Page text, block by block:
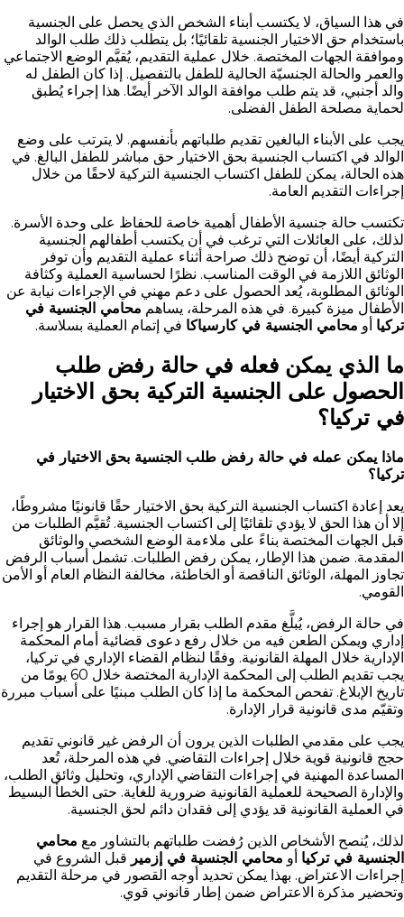
في هذا السياق، لا يكتسب أبناء الشخص الذي يحصل على الجنسية
باستخدام حق الاختيار الجنسية تلقائيًا؛ بل يتطلب ذلك طلب الوالد
وموافقة الجهات المختصة. خلال عملية التقديم، يُقيَّم الوضع الاجتماعي
والعمر والحالة الجنسيّة الحالية للطفل بالتفصيل. إذا كان الطفل له
والد أجنبي، قد يتم طلب موافقة الوالد الآخر أيضًا. هذا إجراء يُطبق
لحماية مصلحة الطفل الفضلى.
يجب على الأبناء البالغين تقديم طلباتهم بأنفسهم. لا يترتب على وضع
الوالد في اكتساب الجنسية بحق الاختيار حق مباشر للطفل البالغ. في
هذه الحالة، يمكن للطفل اكتساب الجنسية التركية لاحقًا من خلال
إجراءات التقديم العامة.
تكتسب حالة جنسية الأطفال أهمية خاصة للحفاظ على وحدة الأسرة.
لذلك، على العائلات التي ترغب في أن يكتسب أطفالهم الجنسية
التركية أيضًا، أن توضح ذلك صراحة أثناء عملية التقديم وأن توفر
الوثائق اللازمة في الوقت المناسب. نظرًا لحساسية العملية وكثافة
الوثائق المطلوبة، يُعد الحصول على دعم مهني في الإجراءات نيابة عن
الأطفال ميزة كبيرة. في هذه المرحلة، يساهم محامي الجنسية في
تركيا أو محامي الجنسية في كارسياكا في إتمام العملية بسلاسة.
ما الذي يمكن فعله في حالة رفض طلب
الحصول على الجنسية التركية بحق الاختيار
في تركيا؟
ماذا يمكن عمله في حالة رفض طلب الجنسية بحق الاختيار في
تركيا؟
يعد إعادة اكتساب الجنسية التركية بحق الاختيار حقًا قانونيًا مشروطًا،
إلا أن هذا الحق لا يؤدي تلقائيًا إلى اكتساب الجنسية. تُقيَّم الطلبات من
قبل الجهات المختصة بناءً على ملاءمة الوضع الشخصي والوثائق
المقدمة. ضمن هذا الإطار، يمكن رفض الطلبات. تشمل أسباب الرفض
تجاوز المهلة، الوثائق الناقصة أو الخاطئة، مخالفة النظام العام أو الأمن
القومي.
في حالة الرفض، يُبلَّغ مقدم الطلب بقرار مسبب. هذا القرار هو إجراء
إداري ويمكن الطعن فيه من خلال رفع دعوى قضائية أمام المحكمة
الإدارية خلال المهلة القانونية. وفقًا لنظام القضاء الإداري في تركيا،
يجب تقديم الطلب إلى المحكمة الإدارية المختصة خلال 60 يومًا من
تاريخ الإبلاغ. تفحص المحكمة ما إذا كان الطلب مبنيًا على أسباب مبررة
وتقيّم مدى قانونية قرار الإدارة.
يجب على مقدمي الطلبات الذين يرون أن الرفض غير قانوني تقديم
حجج قانونية قوية خلال إجراءات التقاضي. في هذه المرحلة، تُعد
المساعدة المهنية في إجراءات التقاضي الإداري، وتحليل وثائق الطلب،
والإدارة الصحيحة للعملية القانونية ضرورية للغاية. حتى الخطأ البسيط
في العملية القانونية قد يؤدي إلى فقدان دائم لحق الجنسية.
لذلك، يُنصح الأشخاص الذين رُفضت طلباتهم بالتشاور مع محامي
الجنسية في تركيا أو محامي الجنسية في إزمير قبل الشروع في
إجراءات الاعتراض. بهذا يمكن تحديد أوجه القصور في مرحلة التقديم
وتحضير مذكرة الاعتراض ضمن إطار قانوني قوي.